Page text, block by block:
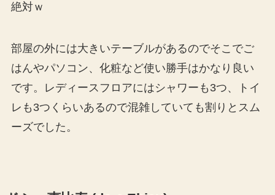
絶対ｗ
部屋の外には大きいテーブルがあるのでそこでご
はんやパソコン、化粧など使い勝手はかなり良い
です。レディースフロアにはシャワーも3つ、トイ
レも3つくらいあるので混雑していても割りとスム
ーズでした。